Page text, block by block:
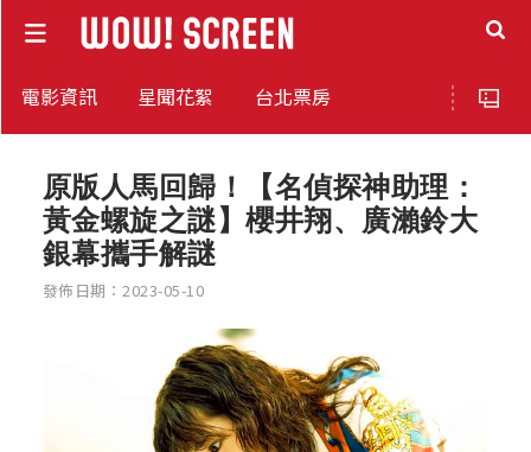
電影資訊 星聞花絮 台北票房
原版人馬回歸！【名偵探神助理：
黃金螺旋之謎】櫻井翔、廣瀨鈴大
銀幕攜手解謎
發佈日期：2023-05-10